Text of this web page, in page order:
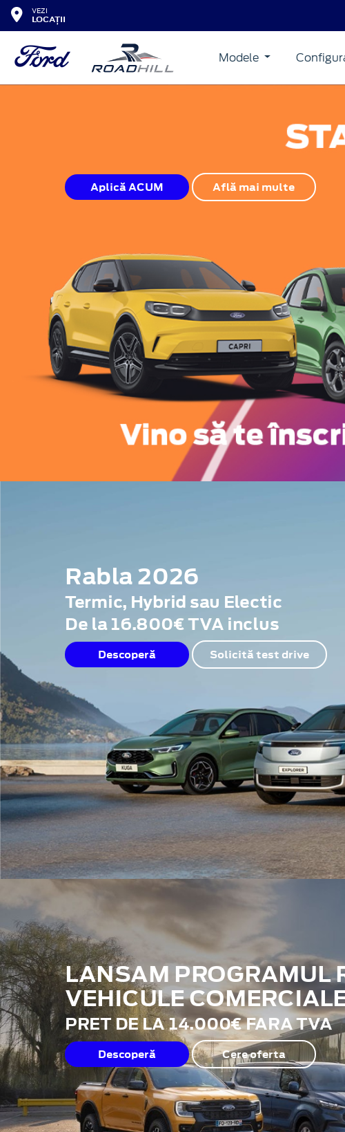
VEZI
LOCAȚII
Modele
Aplică ACUM Află mai multe
Rabla 2026
Termic, Hybrid sau Electic
De la 16.800€ TVA inclus
Descoperă Solicită test drive
LANSAM PROGRAMUL
VEHICULE
PRET DE LA 14.000€ FARA TVA
Descoperă Cere oferta